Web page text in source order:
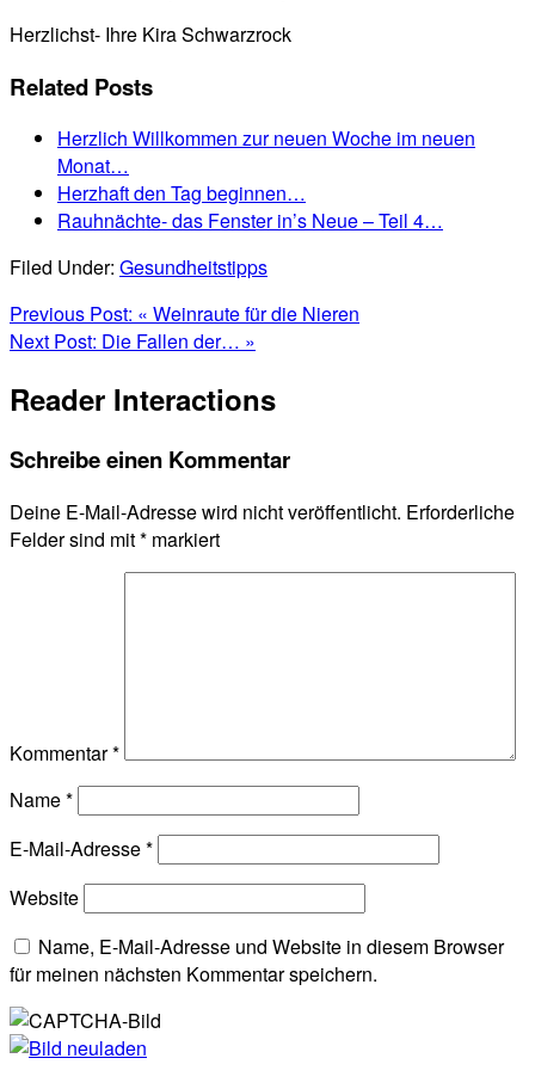
Herzlichst- Ihre Kira Schwarzrock
Related Posts
Herzlich Willkommen zur neuen Woche im neuen
Monat…
Herzhaft den Tag beginnen…
Rauhnächte- das Fenster in’s Neue – Teil 4…
Filed Under: Gesundheitstipps
Previous Post: « Weinraute für die Nieren
Next Post: Die Fallen der… »
Reader Interactions
Schreibe einen Kommentar
Deine E-Mail-Adresse wird nicht veröffentlicht. Erforderliche
Felder sind mit* markiert
Kommentar*
Name*
E-Mail-Adresse*
Website
Name, E-Mail-Adresse und Website in diesem Browser
für meinen nächsten Kommentar speichern.